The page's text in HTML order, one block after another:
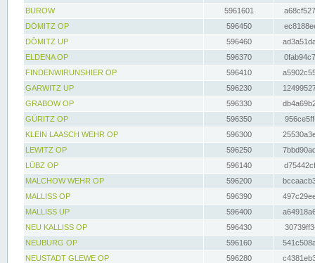
BUROW
5961601
DÖMITZ OP
596450
DÖMITZ UP
596460
ELDENA OP
596370
FINDENWIRUNSHIER OP
596410
GARWITZ UP
596230
GRABOW OP
596330
GÜRITZ OP
596350
KLEIN LAASCH WEHR OP
596300
LEWITZ OP
596250
LÜBZ OP
596140
MALCHOW WEHR OP
596200
MALLISS OP
596390
MALLISS UP
596400
NEU KALLISS OP
596430
NEUBURG OP
596160
NEUSTADT GLEWE OP
596280